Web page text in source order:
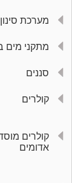
מערכת
מתקני מים
סננים
קולרים
קולרים
אדומים